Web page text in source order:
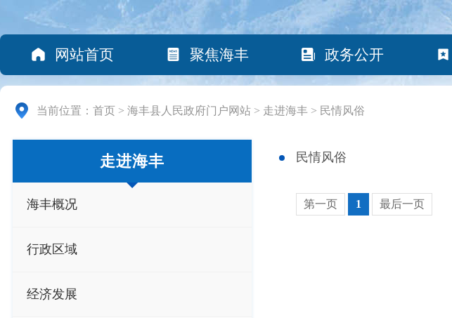
网站首页 聚焦海丰 政务公开
当前位置： 首页 > 海丰县人民政府门户网站 > 走进海丰 > 民情风俗
走进海丰
海丰概况
行政区域
经济发展
民情风俗
第一页 1 最后一页